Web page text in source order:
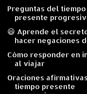
Preguntas del tiempo
presente
😃 Aprende el
hacer negaciones
Cómo responder en
al viajar
Oraciones
tiempo presente